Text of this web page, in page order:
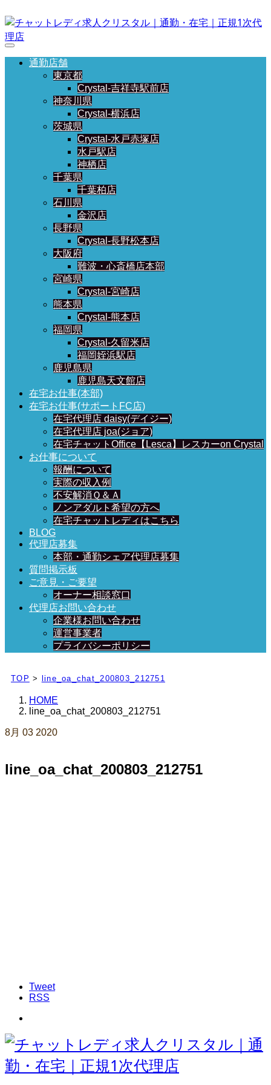
通勤店舗
東京都
Crystal-吉祥寺駅前店
神奈川県
Crystal-横浜店
茨城県
Crystal-水戸赤塚店
水戸駅店
神栖店
千葉県
千葉柏店
石川県
金沢店
長野県
Crystal-長野松本店
大阪府
難波・心斎橋店本部
宮崎県
Crystal-宮崎店
熊本県
Crystal-熊本店
福岡県
Crystal-久留米店
福岡姪浜駅店
鹿児島県
鹿児島天文館店
在宅お仕事(本部)
在宅お仕事(サポートFC店)
在宅代理店 daisy(デイジー)
在宅代理店 joa(ジョア)
在宅チャットOffice【Lesca】レスカーon Crystal
お仕事について
報酬について
実際の収入例
不安解消Ｑ＆Ａ
ノンアダルト希望の方へ
在宅チャットレディはこちら
BLOG
代理店募集
本部・通勤シェア代理店募集
質問掲示板
ご意見・ご要望
オーナー相談窓口
代理店お問い合わせ
企業様お問い合わせ
運営事業者
プライバシーポリシー
TOP > line_oa_chat_200803_212751
HOME
line_oa_chat_200803_212751
8月 03 2020
line_oa_chat_200803_212751
Tweet
RSS